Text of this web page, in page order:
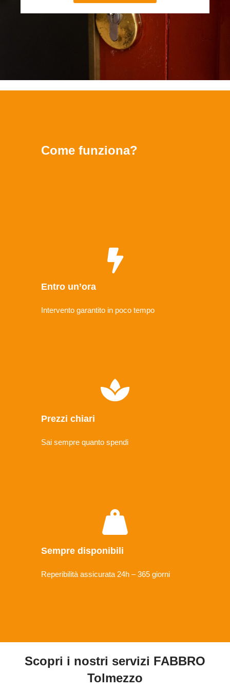
Come funziona?
Entro un’ora
Intervento garantito in poco tempo
Prezzi chiari
Sai sempre quanto spendi
Sempre disponibili
Reperibilità assicurata 24h – 365 giorni
Scopri i nostri servizi FABBRO
Tolmezzo